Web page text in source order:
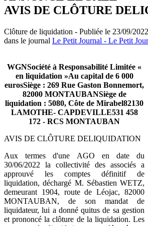
AVIS DE CLÔTURE
Clôture de liquidation - Publiée le 23/09/2022
dans le journal Le Petit Journal - Le Petit
WGNSociété à Responsabilité Limitée «
en liquidation »Au capital de 6 000
eurosSiège : 269 Rue Gaston Bonnemort,
82000 MONTAUBANSiège de
liquidation : 5080, Côte de Mirabel82130
LAMOTHE- CAPDEVILLE531 458
172 - RCS MONTAUBAN
AVIS DE CLÔTURE DELIQUIDATION
Aux termes d'une AGO en date du
30/06/2022 la collectivité des associés a
approuvé les comptes définitif de
liquidation, déchargé M. Sébastien WETZ,
demeurant 1904, route de Léojac, 82000
MONTAUBAN, de son mandat de
liquidateur, lui a donné quitus de sa gestion
et prononcé la clôture de la liquidation. Les